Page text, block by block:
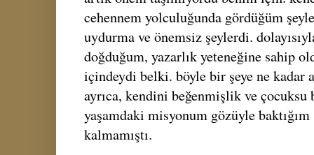
cehennem yolculuğunda gördüğüm
uydurma ve önemsiz şeylerdi.
doğduğum, yazarlık yeteneğine sahip
içindeydi belki. böyle bir şeye ne kadar
ayrıca, kendini beğenmişlik ve çocuksu
yaşamdaki misyonum gözüyle
kalmamıştı.